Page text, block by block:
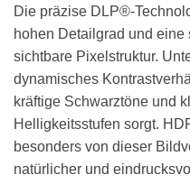
Die präzise DLP®-
hohen Detailgrad und
sichtbare Pixelstruktur.
dynamisches
kräftige Schwarztöne und
Helligkeitsstufen sorgt.
besonders von dieser
natürlicher und